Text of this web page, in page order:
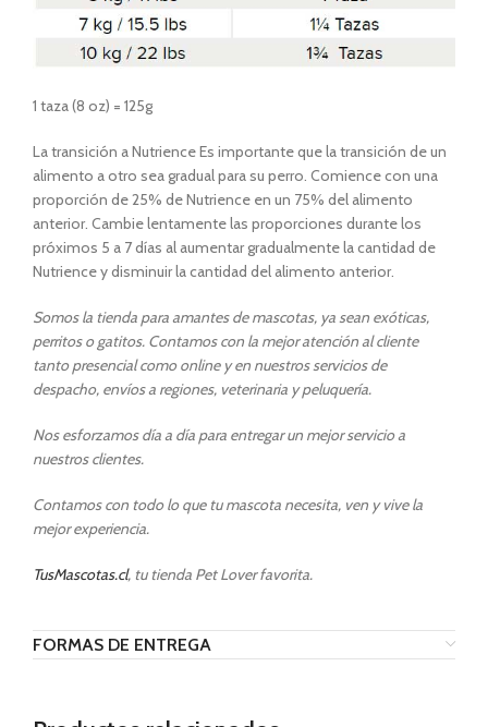
1 taza (8 oz) = 125g
La transición a Nutrience Es importante que la transición de un
alimento a otro sea gradual para su perro. Comience con una
proporción de 25% de Nutrience en un 75% del alimento
anterior. Cambie lentamente las proporciones durante los
próximos 5 a 7 días al aumentar gradualmente la cantidad de
Nutrience y disminuir la cantidad del alimento anterior.
Somos la tienda para amantes de mascotas, ya sean exóticas,
perritos o gatitos. Contamos con la mejor atención al cliente
tanto presencial como online y en nuestros servicios de
despacho, envíos a regiones, veterinaria y peluquería.
Nos esforzamos día a día para entregar un mejor servicio a
nuestros clientes.
Contamos con todo lo que tu mascota necesita, ven y vive la
mejor experiencia.
TusMascotas.cl, tu tienda Pet Lover favorita.
FORMAS DE ENTREGA